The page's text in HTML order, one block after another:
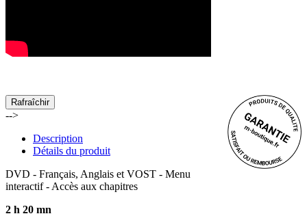
-->
Description
Détails du produit
DVD - Français, Anglais et VOST - Menu
interactif - Accès aux chapitres
2 h 20 mn